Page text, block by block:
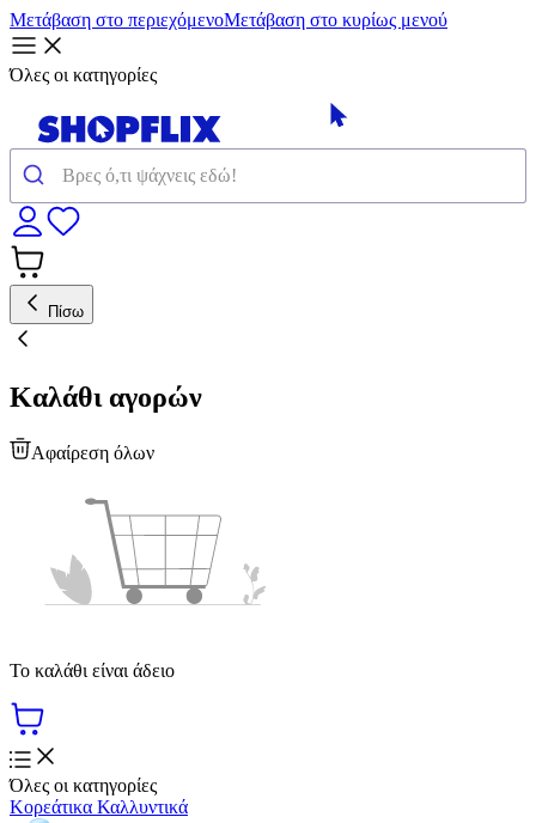
Μετάβαση στο περιεχόμενοΜετάβαση στο κυρίως μενού
Όλες οι κατηγορίες
Πίσω
Καλάθι αγορών
Αφαίρεση όλων
Το καλάθι είναι άδειο
Όλες οι κατηγορίες
Κορεάτικα Καλλυντικά